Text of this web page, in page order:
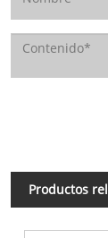
Productos